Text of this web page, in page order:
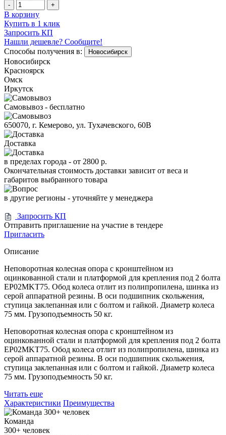
- +
В корзину
Купить в 1 клик
Запросить КП
Нашли дешевле? Сообщите!
Способы получения в:
Новосибирск
Новосибирск
Красноярск
Омск
Иркутск
Самовывоз - бесплатно
650070, г. Кемерово, ул. Тухачевского, 60В
Доставка
в пределах города - от 2800 р.
Окончательная стоимость доставки зависит от веса и
габаритов выбранного товара
в другие регионы - уточняйте у менеджера
Запросить КП
Отправить приглашение на участие в тендере
Пригласить
Описание
Неповоротная колесная опора с кронштейном из
оцинкованной стали и платформой для крепления под 2 болта
EP02MKT75. Обод колеса отлит из полипропилена, шинка из
серой аппаратной резины. В оси подшипник скольжения,
ступица заклепанная или с болтом и гайкой. Диаметр колеса
75 мм. Грузоподъемность 50 кг.
Неповоротная колесная опора с кронштейном из
оцинкованной стали и платформой для крепления под 2 болта
EP02MKT75. Обод колеса отлит из полипропилена, шинка из
серой аппаратной резины. В оси подшипник скольжения,
ступица заклепанная или с болтом и гайкой. Диаметр колеса
75 мм. Грузоподъемность 50 кг.
Читать еще
Характеристики Преимущества
Команда
300+ человек